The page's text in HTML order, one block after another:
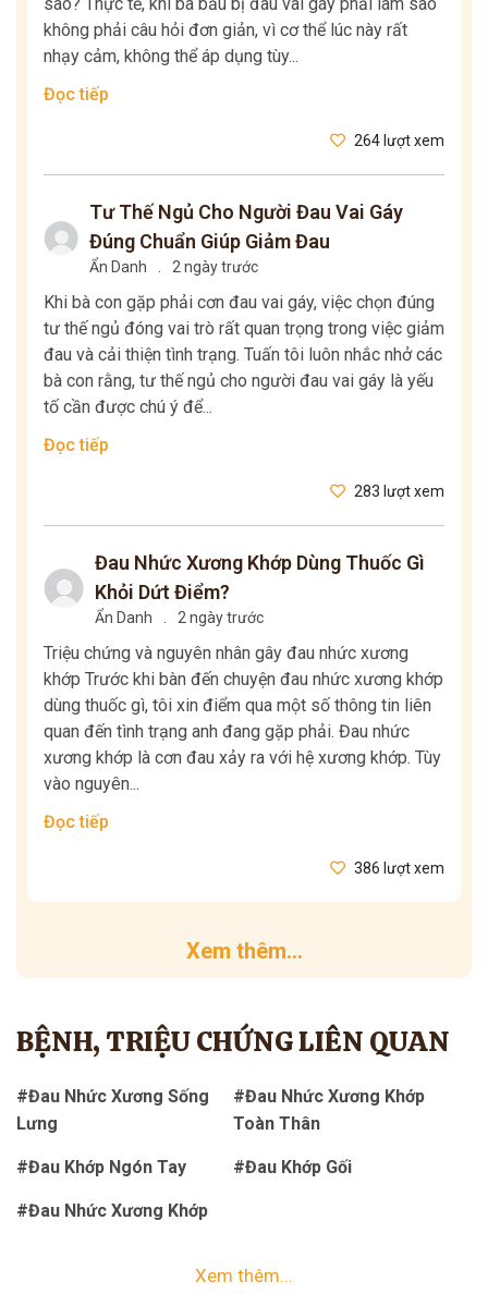
sao? Thực tế, khi bà bầu bị đau vai gáy phải làm sao
không phải câu hỏi đơn giản, vì cơ thể lúc này rất
nhạy cảm, không thể áp dụng tùy...
Đọc tiếp
264 lượt xem
Tư Thế Ngủ Cho Người Đau Vai Gáy
Đúng Chuẩn Giúp Giảm Đau
Ẩn Danh . 2 ngày trước
Khi bà con gặp phải cơn đau vai gáy, việc chọn đúng
tư thế ngủ đóng vai trò rất quan trọng trong việc giảm
đau và cải thiện tình trạng. Tuấn tôi luôn nhắc nhở các
bà con rằng, tư thế ngủ cho người đau vai gáy là yếu
tố cần được chú ý để...
Đọc tiếp
283 lượt xem
Đau Nhức Xương Khớp Dùng Thuốc Gì
Khỏi Dứt Điểm?
Ẩn Danh . 2 ngày trước
Triệu chứng và nguyên nhân gây đau nhức xương
khớp Trước khi bàn đến chuyện đau nhức xương khớp
dùng thuốc gì, tôi xin điểm qua một số thông tin liên
quan đến tình trạng anh đang gặp phải. Đau nhức
xương khớp là cơn đau xảy ra với hệ xương khớp. Tùy
vào nguyên...
Đọc tiếp
386 lượt xem
Xem thêm...
BỆNH, TRIỆU CHỨNG LIÊN QUAN
#Đau Nhức Xương Sống
Lưng
#Đau Nhức Xương Khớp
Toàn Thân
#Đau Khớp Ngón Tay #Đau Khớp Gối
#Đau Nhức Xương Khớp
Xem thêm...